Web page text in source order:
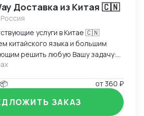
Доставка из Китая 🇨🇳
услуги в Китае 🇨🇳
китайского языка и большим
решить любую Вашу задачу:
инспекция на фабрики и прочее,
от 360 ₽
ЗАКАЗ